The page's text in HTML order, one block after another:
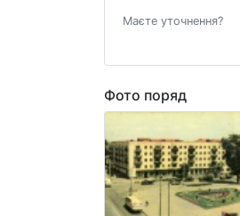
Маєте уточнення?
Фото поряд